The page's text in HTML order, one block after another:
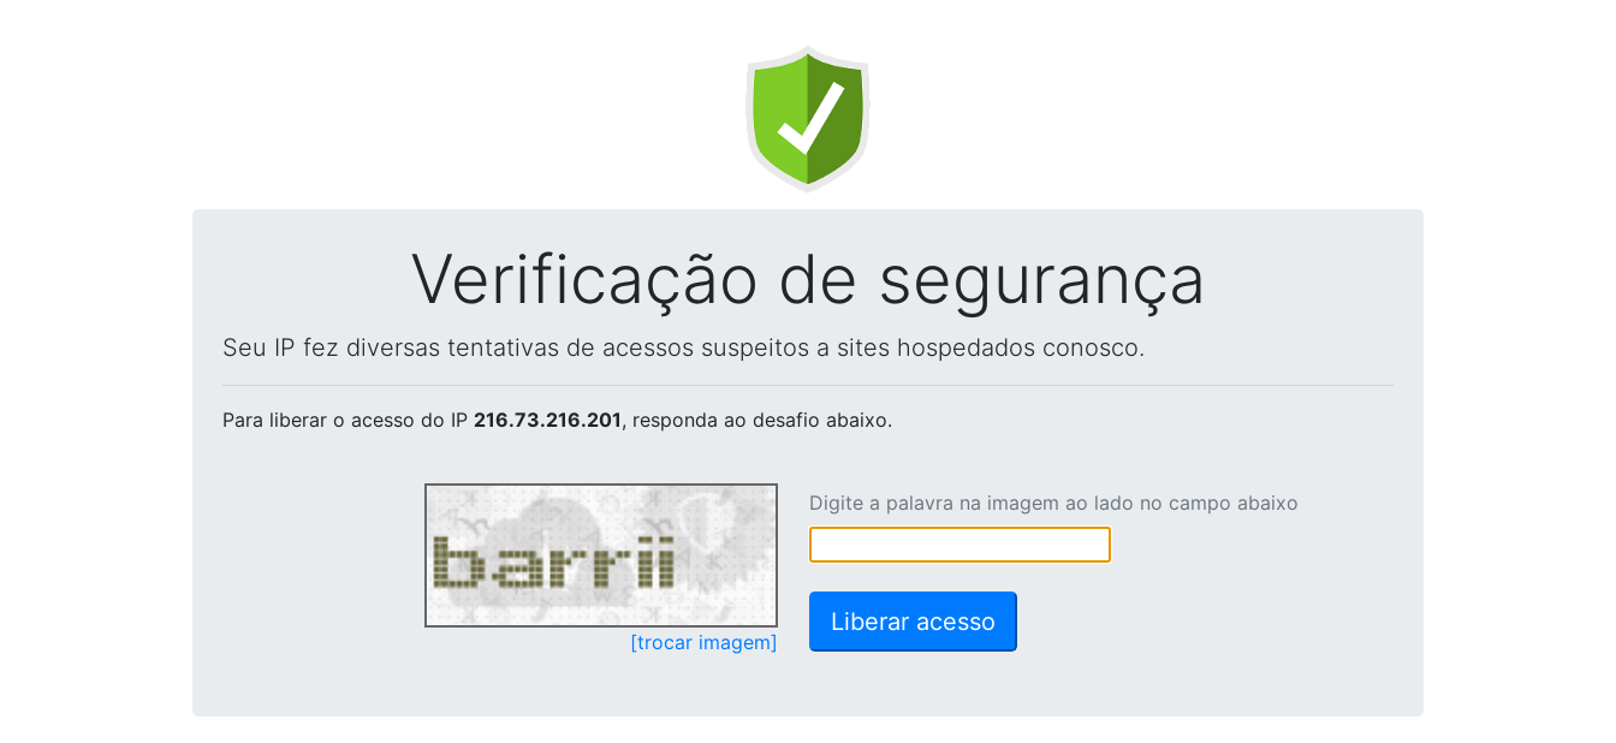
Verificação de segurança
Seu IP fez diversas tentativas de acessos suspeitos a sites hospedados conosco.
Para liberar o acesso do IP 216.73.216.201, responda ao desafio abaixo.
[trocar imagem]
Digite a palavra na imagem ao lado no campo abaixo